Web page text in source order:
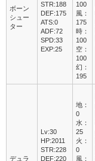
ボーン
シュー
ター
STR:188
DEF:175
ATS:0
ADF:72
SPD:33
EXP:25
100
風：
175
時：
100
空：
100
幻：
195
デュラ
Lv:30
HP:2011
STR:228
DEF:220
地：
0
水：
25
火：
0
風：